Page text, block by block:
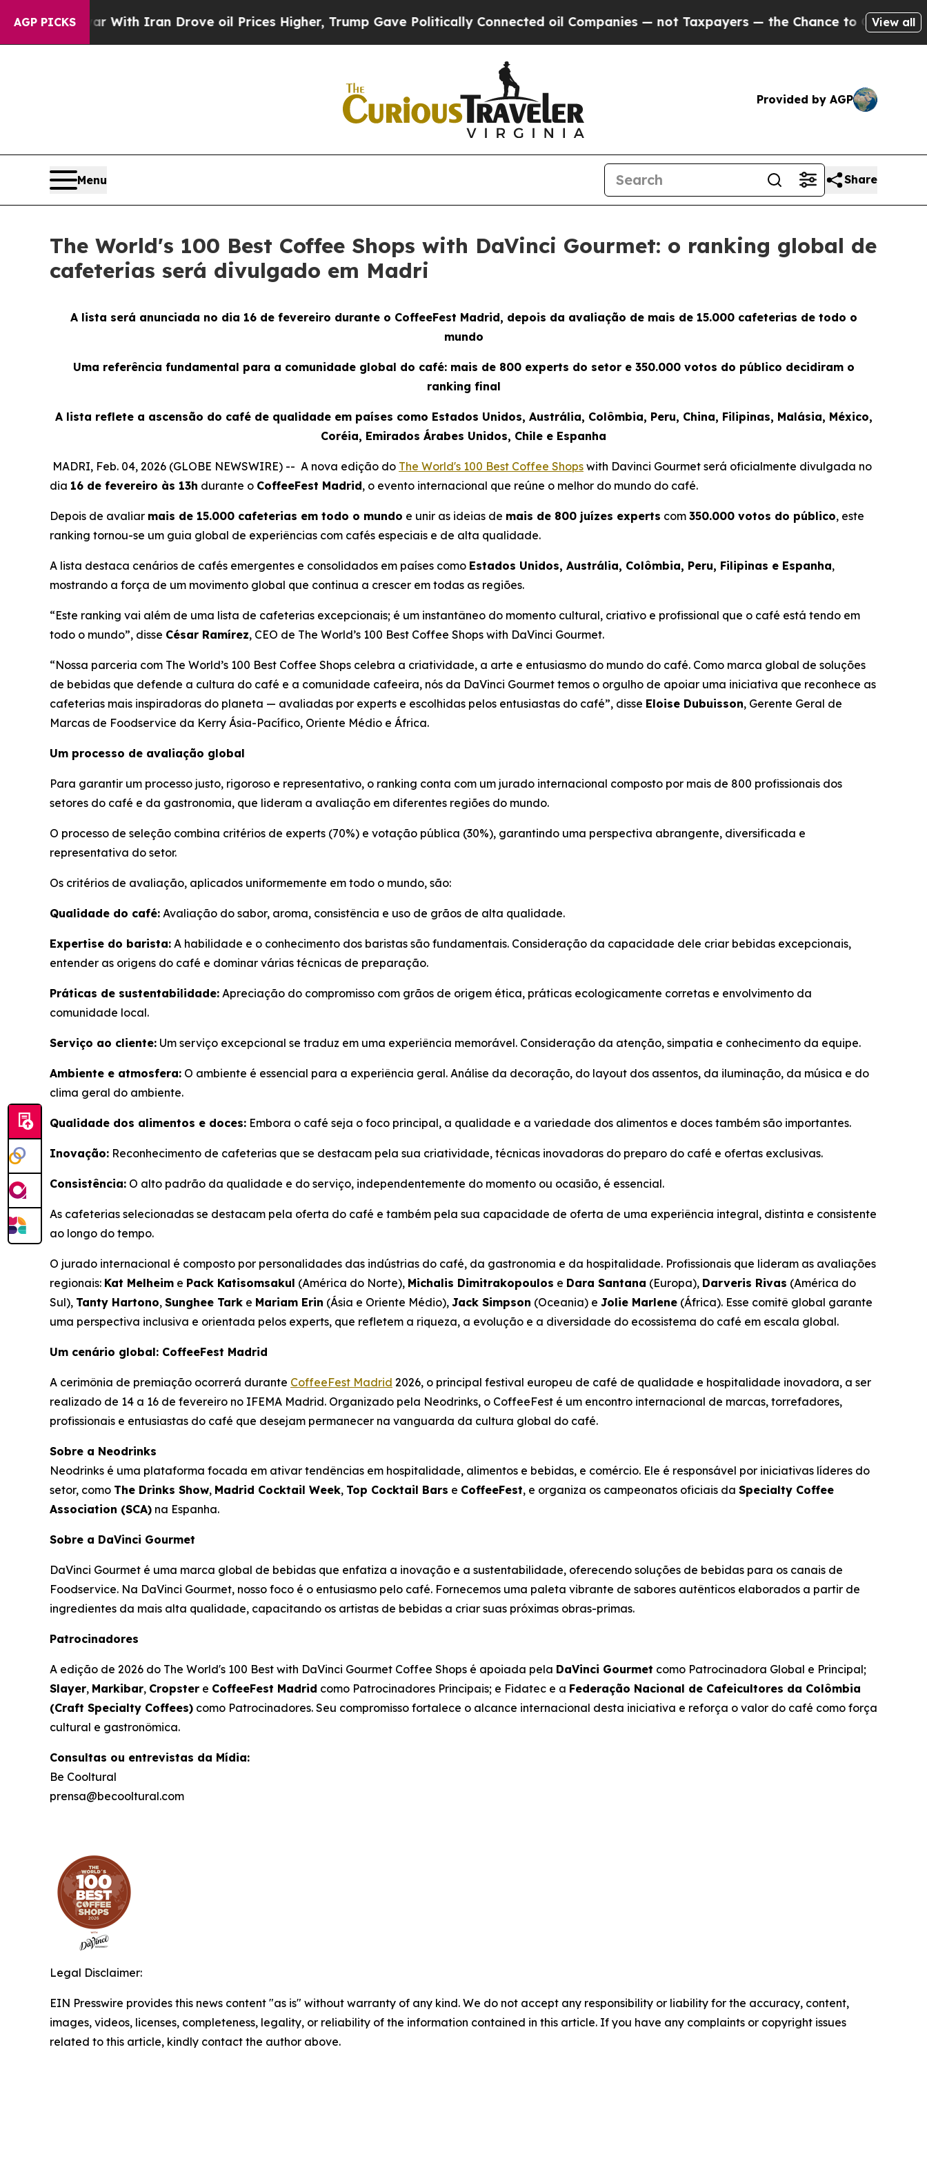
AGP PICKS
war With Iran Drove oil Prices Higher, Trump Gave Politically Connected oil Companies — not Taxpayers — the Chance to Cash in on Publicly
View all
Provided by AGP
Menu Share
The World's 100 Best Coffee Shops with DaVinci Gourmet: o ranking global de
cafeterias será divulgado em Madri
A lista será anunciada no dia 16 de fevereiro durante o CoffeeFest Madrid, depois da avaliação de mais de 15.000 cafeterias de todo o
mundo
Uma referência fundamental para a comunidade global do café: mais de 800 experts do setor e 350.000 votos do público decidiram o
ranking final
A lista reflete a ascensão do café de qualidade em países como Estados Unidos, Austrália, Colômbia, Peru, China, Filipinas, Malásia, México,
Coréia, Emirados Árabes Unidos, Chile e Espanha
MADRI, Feb. 04, 2026 (GLOBE NEWSWIRE) -- A nova edição do The World's 100 Best Coffee Shops with Davinci Gourmet será oficialmente divulgada no
dia 16 de fevereiro às 13h durante o CoffeeFest Madrid, o evento internacional que reúne o melhor do mundo do café.
Depois de avaliar mais de 15.000 cafeterias em todo o mundo e unir as ideias de mais de 800 juízes experts com 350.000 votos do público, este
ranking tornou-se um guia global de experiências com cafés especiais e de alta qualidade.
A lista destaca cenários de cafés emergentes e consolidados em países como Estados Unidos, Austrália, Colômbia, Peru, Filipinas e Espanha,
mostrando a força de um movimento global que continua a crescer em todas as regiões.
“Este ranking vai além de uma lista de cafeterias excepcionais; é um instantâneo do momento cultural, criativo e profissional que o café está tendo em
todo o mundo”, disse César Ramírez, CEO de The World’s 100 Best Coffee Shops with DaVinci Gourmet.
“Nossa parceria com The World’s 100 Best Coffee Shops celebra a criatividade, a arte e entusiasmo do mundo do café. Como marca global de soluções
de bebidas que defende a cultura do café e a comunidade cafeeira, nós da DaVinci Gourmet temos o orgulho de apoiar uma iniciativa que reconhece as
cafeterias mais inspiradoras do planeta — avaliadas por experts e escolhidas pelos entusiastas do café”, disse Eloise Dubuisson, Gerente Geral de
Marcas de Foodservice da Kerry Ásia-Pacífico, Oriente Médio e África.
Um processo de avaliação global
Para garantir um processo justo, rigoroso e representativo, o ranking conta com um jurado internacional composto por mais de 800 profissionais dos
setores do café e da gastronomia, que lideram a avaliação em diferentes regiões do mundo.
O processo de seleção combina critérios de experts (70%) e votação pública (30%), garantindo uma perspectiva abrangente, diversificada e
representativa do setor.
Os critérios de avaliação, aplicados uniformemente em todo o mundo, são:
Qualidade do café: Avaliação do sabor, aroma, consistência e uso de grãos de alta qualidade.
Expertise do barista: A habilidade e o conhecimento dos baristas são fundamentais. Consideração da capacidade dele criar bebidas excepcionais,
entender as origens do café e dominar várias técnicas de preparação.
Práticas de sustentabilidade: Apreciação do compromisso com grãos de origem ética, práticas ecologicamente corretas e envolvimento da
comunidade local.
Serviço ao cliente: Um serviço excepcional se traduz em uma experiência memorável. Consideração da atenção, simpatia e conhecimento da equipe.
Ambiente e atmosfera: O ambiente é essencial para a experiência geral. Análise da decoração, do layout dos assentos, da iluminação, da música e do
clima geral do ambiente.
Qualidade dos alimentos e doces: Embora o café seja o foco principal, a qualidade e a variedade dos alimentos e doces também são importantes.
Inovação: Reconhecimento de cafeterias que se destacam pela sua criatividade, técnicas inovadoras do preparo do café e ofertas exclusivas.
Consistência: O alto padrão da qualidade e do serviço, independentemente do momento ou ocasião, é essencial.
As cafeterias selecionadas se destacam pela oferta do café e também pela sua capacidade de oferta de uma experiência integral, distinta e consistente
ao longo do tempo.
O jurado internacional é composto por personalidades das indústrias do café, da gastronomia e da hospitalidade. Profissionais que lideram as avaliações
regionais: Kat Melheim e Pack Katisomsakul (América do Norte), Michalis Dimitrakopoulos e Dara Santana (Europa), Darveris Rivas (América do
Sul), Tanty Hartono, Sunghee Tark e Mariam Erin (Ásia e Oriente Médio), Jack Simpson (Oceania) e Jolie Marlene (África). Esse comitê global garante
uma perspectiva inclusiva e orientada pelos experts, que refletem a riqueza, a evolução e a diversidade do ecossistema do café em escala global.
Um cenário global: CoffeeFest Madrid
A cerimônia de premiação ocorrerá durante CoffeeFest Madrid 2026, o principal festival europeu de café de qualidade e hospitalidade inovadora, a ser
realizado de 14 a 16 de fevereiro no IFEMA Madrid. Organizado pela Neodrinks, o CoffeeFest é um encontro internacional de marcas, torrefadores,
profissionais e entusiastas do café que desejam permanecer na vanguarda da cultura global do café.
Sobre a Neodrinks
Neodrinks é uma plataforma focada em ativar tendências em hospitalidade, alimentos e bebidas, e comércio. Ele é responsável por iniciativas líderes do
setor, como The Drinks Show, Madrid Cocktail Week, Top Cocktail Bars e CoffeeFest, e organiza os campeonatos oficiais da Specialty Coffee
Association (SCA) na Espanha.
Sobre a DaVinci Gourmet
DaVinci Gourmet é uma marca global de bebidas que enfatiza a inovação e a sustentabilidade, oferecendo soluções de bebidas para os canais de
Foodservice. Na DaVinci Gourmet, nosso foco é o entusiasmo pelo café. Fornecemos uma paleta vibrante de sabores autênticos elaborados a partir de
ingredientes da mais alta qualidade, capacitando os artistas de bebidas a criar suas próximas obras-primas. ​
Patrocinadores
A edição de 2026 do The World's 100 Best with DaVinci Gourmet Coffee Shops é apoiada pela DaVinci Gourmet como Patrocinadora Global e Principal;
Slayer, Markibar, Cropster e CoffeeFest Madrid como Patrocinadores Principais; e Fidatec e a Federação Nacional de Cafeicultores da Colômbia
(Craft Specialty Coffees) como Patrocinadores. Seu compromisso fortalece o alcance internacional desta iniciativa e reforça o valor do café como força
cultural e gastronômica.
Consultas ou entrevistas da Mídia:
Be Cooltural
prensa@becooltural.com
Legal Disclaimer:
EIN Presswire provides this news content "as is" without warranty of any kind. We do not accept any responsibility or liability for the accuracy, content,
images, videos, licenses, completeness, legality, or reliability of the information contained in this article. If you have any complaints or copyright issues
related to this article, kindly contact the author above.